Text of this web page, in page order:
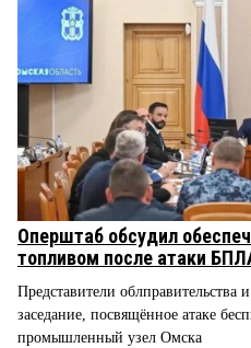
Оперштаб обсудил
топливом после атаки
Представители облправительства
заседание, посвящённое атаке
промышленный узел Омска